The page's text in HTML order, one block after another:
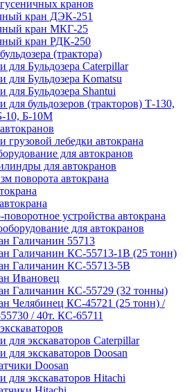
кранов
кран ДЭК-251
кран МКГ-25
кран РДК-250
(трактора)
для Бульдозера Caterpillar
для Бульдозера Komatsu
для Бульдозера Shantui
для бульдозеров (тракторов) Т-130,
10, Б-10М
грузовой лебедки автокрана
для автокранов
для автокранов
поворота автокрана
устройства автокрана
для автокранов
Галичанин 55713
Галичанин КС-55713-1В (25 тонн)
Галичанин КС-55713-5В
Ивановец
Галичанин КС-55729 (32 тонны)
Челябинец КС-45721 (25 тонн) /
/ 40т. КС-65711
для экскаваторов Caterpillar
для экскаваторов Doosan
Doosan
для экскаваторов Hitachi